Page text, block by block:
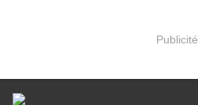
Publicité